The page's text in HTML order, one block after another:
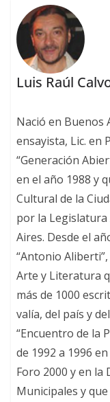
Luis Raúl
Nació en Buenos
ensayista, Lic. en
“Generación
en el año 1988 y
Cultural de la
por la Legislatura
Aires. Desde el
“Antonio
Arte y Literatura
más de 1000
valía, del país y
“Encuentro de la
de 1992 a 1996
Foro 2000 y en la
Municipales y